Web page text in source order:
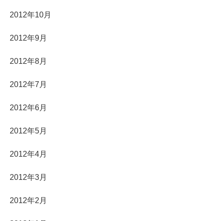
2012年10月
2012年9月
2012年8月
2012年7月
2012年6月
2012年5月
2012年4月
2012年3月
2012年2月